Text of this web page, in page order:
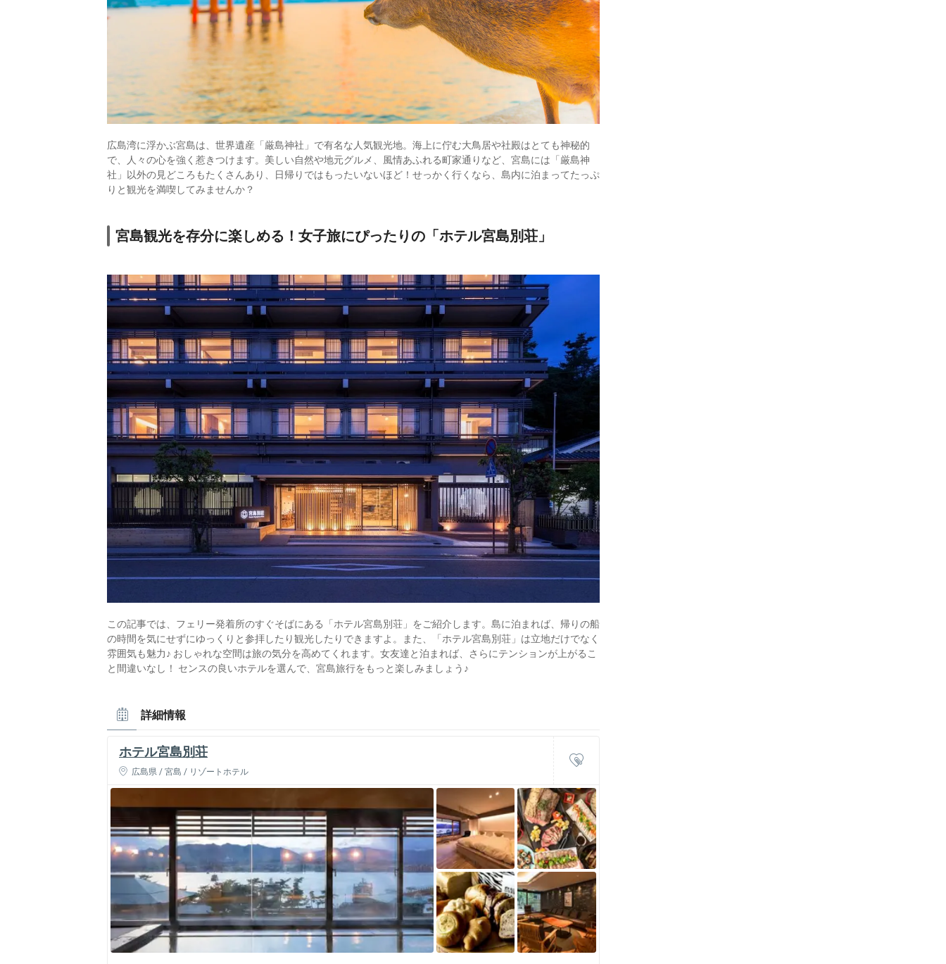
広島湾に浮かぶ宮島は、世界遺産「厳島神社」で有名な人気観光地。海上に佇む大鳥居や社殿はとても神秘的
で、人々の心を強く惹きつけます。美しい自然や地元グルメ、風情あふれる町家通りなど、宮島には「厳島神
社」以外の見どころもたくさんあり、日帰りではもったいないほど！せっかく行くなら、島内に泊まってたっぷ
りと観光を満喫してみませんか？
宮島観光を存分に楽しめる！女子旅にぴったりの「ホテル宮島別荘」
この記事では、フェリー発着所のすぐそばにある「ホテル宮島別荘」をご紹介します。島に泊まれば、帰りの船
の時間を気にせずにゆっくりと参拝したり観光したりできますよ。また、「ホテル宮島別荘」は立地だけでなく
雰囲気も魅力♪ おしゃれな空間は旅の気分を高めてくれます。女友達と泊まれば、さらにテンションが上がるこ
と間違いなし！ センスの良いホテルを選んで、宮島旅行をもっと楽しみましょう♪
詳細情報
ホテル宮島別荘
広島県 / 宮島 / リゾートホテル